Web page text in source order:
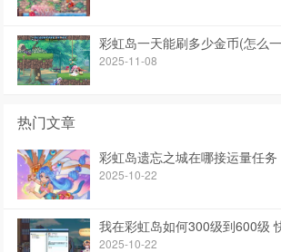
彩虹岛一天能刷多少金币(怎么
2025-11-08
热门文章
彩虹岛遗忘之城在哪接运量任务
2025-10-22
我在彩虹岛如何300级到600级
2025-10-22